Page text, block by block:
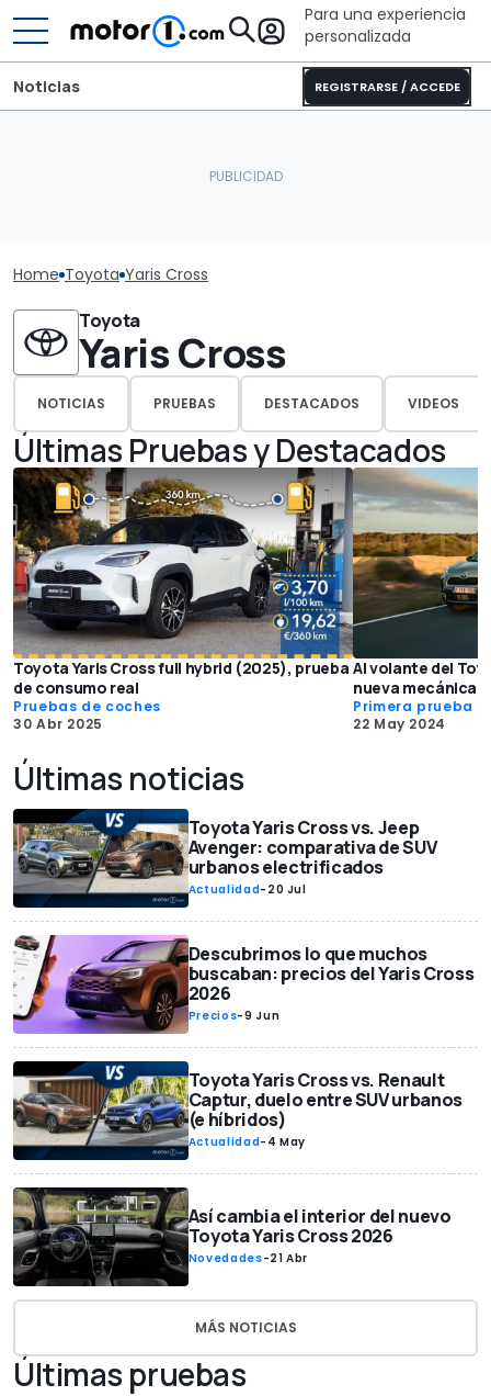
Para una experiencia
personalizada
REGISTRARSE / ACCEDE
Noticias
Home Toyota Yaris Cross
Toyota
Yaris Cross
NOTICIAS PRUEBAS DESTACADOS VIDEOS
Últimas Pruebas y Destacados
Toyota Yaris Cross full hybrid (2025), prueba
de consumo real
Pruebas de coches
30 Abr 2025
Al volante del
nueva mecánica
Primera prueba
22 May 2024
Últimas noticias
Toyota Yaris Cross vs. Jeep
Avenger: comparativa de SUV
urbanos electrificados
Actualidad- 20 Jul
Descubrimos lo que muchos
buscaban: precios del Yaris Cross
2026
Precios-9 Jun
Toyota Yaris Cross vs. Renault
Captur, duelo entre SUV urbanos
(e híbridos)
Actualidad- 4 May
Así cambia el interior del nuevo
Toyota Yaris Cross 2026
Novedades-21 Abr
MÁS NOTICIAS
Últimas pruebas